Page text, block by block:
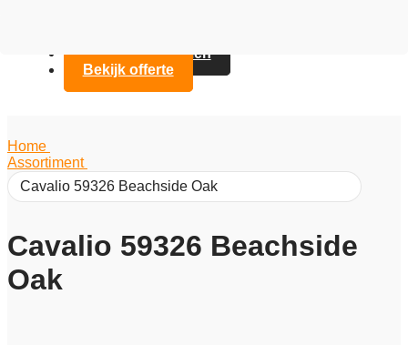
Contact opnemen
Bekijk offerte
Home
Assortiment
Cavalio 59326 Beachside Oak
Cavalio 59326 Beachside
Oak